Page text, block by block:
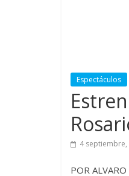
Espectáculos
4 septiembre,
POR